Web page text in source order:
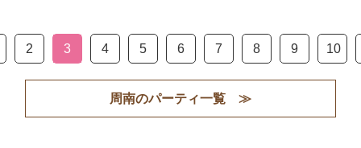
2 3 4 5 6 7 8 9 10
周南のパーティ一覧 ≫